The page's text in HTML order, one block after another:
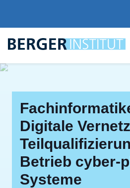
Digitale
Betrieb cyber-
Systeme